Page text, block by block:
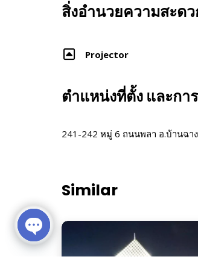
สิ่งอำนวยความสะด
Projector
ตำแหน่งที่ตั้ง และกา
241-242 หมู่ 6 ถนนพลา อ.บ้านฉา
Similar
Open chaty